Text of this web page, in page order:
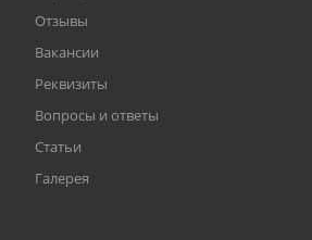
Отзывы
Вакансии
Реквизиты
Вопросы и ответы
Статьи
Галерея